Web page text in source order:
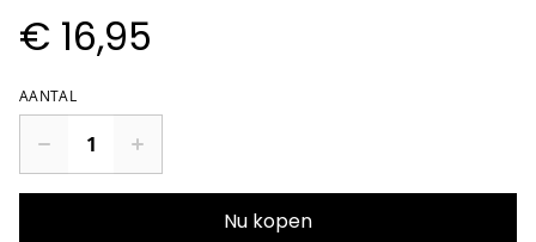
€ 16,95
AANTAL
Nu kopen